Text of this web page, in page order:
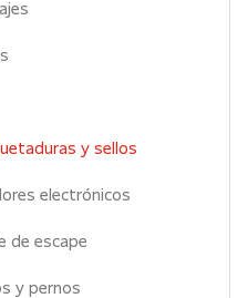
y sellos
electrónicos
de escape
y pernos